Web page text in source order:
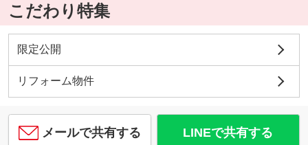
こだわり特集
限定公開
リフォーム物件
メールで共有する LINEで共有する